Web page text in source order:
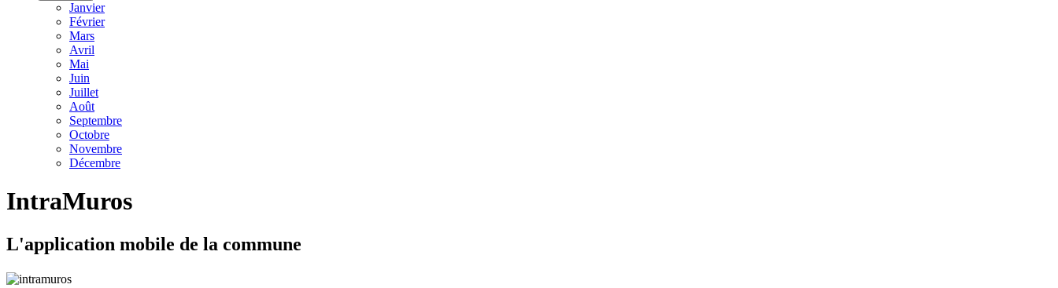
Janvier
Février
Mars
Avril
Mai
Juin
Juillet
Août
Septembre
Octobre
Novembre
Décembre
IntraMuros
L'application mobile de la commune